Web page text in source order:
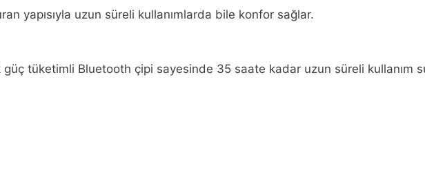
yapısıyla uzun süreli kullanımlarda bile konfor sağlar.
tüketimli Bluetooth çipi sayesinde 35 saate kadar uzun süreli kullanım